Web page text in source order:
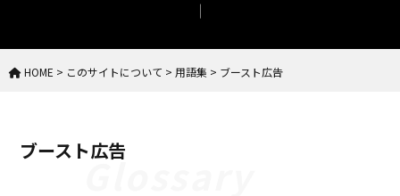
HOME > このサイトについて > 用語集 > ブースト広告
ブースト広告